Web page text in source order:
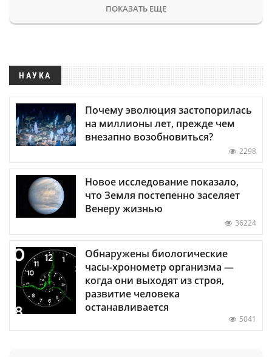
ПОКАЗАТЬ ЕЩЕ
НАУКА
Почему эволюция застопорилась
на миллионы лет, прежде чем
внезапно возобновиться?
2298
Новое исследование показало,
что Земля постепенно заселяет
Венеру жизнью
36224
Обнаружены биологические
часы-хронометр организма —
когда они выходят из строя,
развитие человека
останавливается
5041